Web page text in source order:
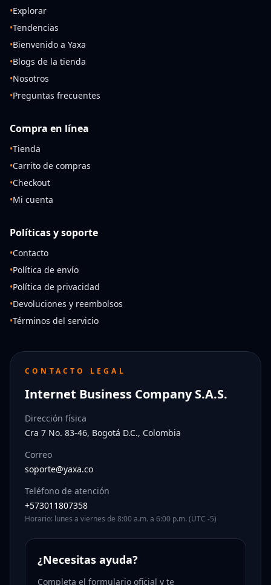
•Explorar
•Tendencias
•Bienvenido a Yaxa
•Blogs de la tienda
•Nosotros
•Preguntas frecuentes
Compra en línea
•Tienda
•Carrito de compras
•Checkout
•Mi cuenta
Políticas y soporte
•Contacto
•Política de envío
•Política de privacidad
•Devoluciones y reembolsos
•Términos del servicio
CONTACTO LEGAL
Internet Business Company S.A.S.
Dirección física
Cra 7 No. 83-46, Bogotá D.C., Colombia
Correo
soporte@yaxa.co
Teléfono de atención
+573011807358
Horario: lunes a viernes de 8:00 a.m. a 6:00 p.m. (UTC -5)
¿Necesitas ayuda?
Completa el formulario oficial y te